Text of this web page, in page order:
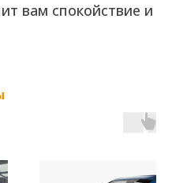
вам спокойствие и